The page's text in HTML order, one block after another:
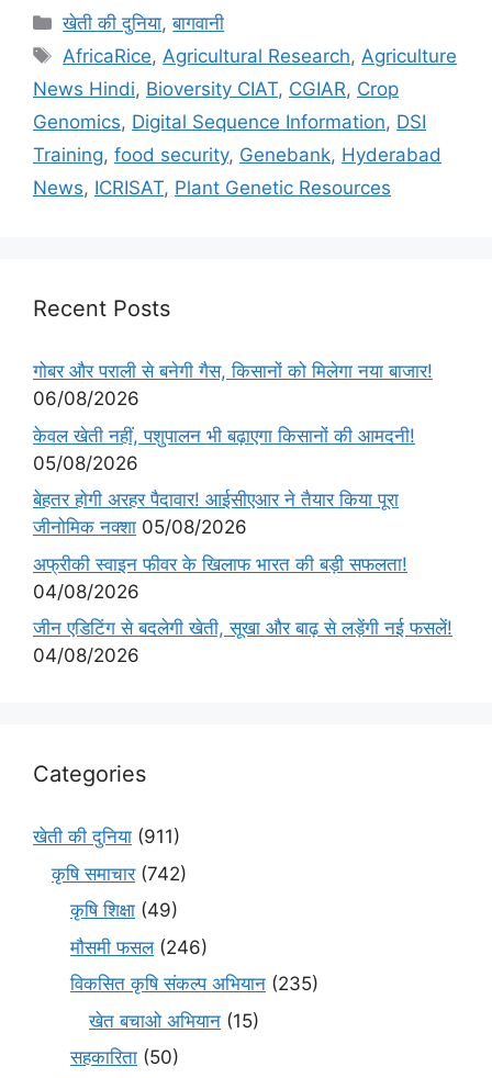
खेती की दुनिया,बागवानी
AfricaRice,Agricultural Research,Agriculture
News Hindi, Bioversity CIAT, CGIAR, Crop
Genomics, Digital Sequence Information, DSI
Training, food security, Genebank, Hyderabad
News, ICRISAT, Plant Genetic Resources
Recent Posts
गोबर और पराली से बनेगी गैस, किसानों को मिलेगा नया बाजार!
06/08/2026
केवल खेती नहीं, पशुपालन भी बढ़ाएगा किसानों की आमदनी!
05/08/2026
बेहतर होगी अरहर पैदावार! आईसीएआर ने तैयार किया पूरा
जीनोमिक नक्शा 05/08/2026
अफ्रीकी स्वाइन फीवर के खिलाफ भारत की बड़ी सफलता!
04/08/2026
जीन एडिटिंग से बदलेगी खेती, सूखा और बाढ़ से लड़ेंगी नई फसलें!
04/08/2026
Categories
खेती की दुनिया (911)
कृषि समाचार(742)
कृषि शिक्षा (49)
मौसमी फसल(246)
विकसित कृषि संकल्प अभियान (235)
खेत बचाओ अभियान (15)
सहकारिता (50)